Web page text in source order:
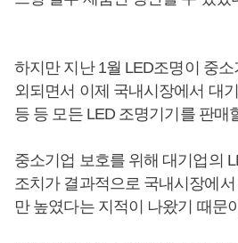
하지만 지난 1월 LED조명이 중소
외되면서 이제 국내시장에서 대
등 등 모든 LED 조명기기를 판매
중소기업 보호를 위해 대기업의
조치가 결과적으로 국내시장에
만 높였다는 지적이 나왔기 때문